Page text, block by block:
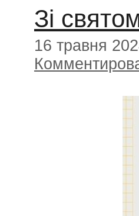
Зі
16 травня